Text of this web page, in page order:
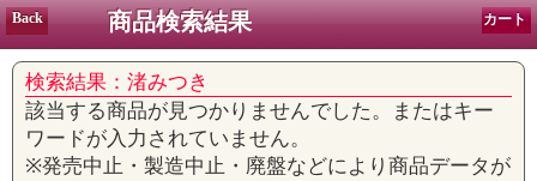
Back 商品検索結果 カート
検索結果：渚みつき
該当する商品が見つかりませんでした。またはキー
ワードが入力されていません。
※発売中止・製造中止・廃盤などにより商品データが